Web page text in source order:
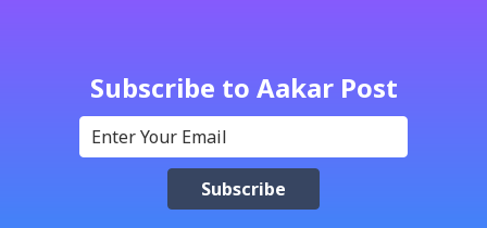
the eternal lovers. Lord Krishna and Radha are
together since childhood. But in teenage they are
separated (as in the traditional story) and Lord
Krishna has to go away leaving Vindraban for
Subscribe to Aakar Post